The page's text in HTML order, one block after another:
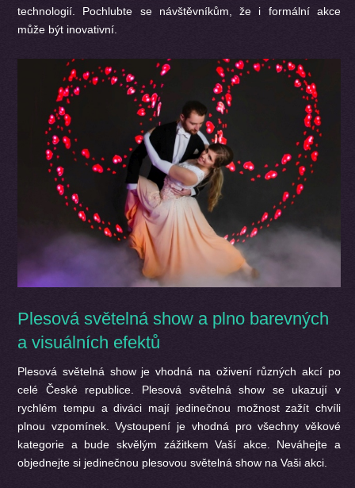
technologií. Pochlubte se návštěvníkům, že i formální akce
může být inovativní.
Plesová světelná show a plno barevných
a visuálních efektů
Plesová světelná show je vhodná na oživení různých akcí po
celé České republice. Plesová světelná show se ukazují v
rychlém tempu a diváci mají jedinečnou možnost zažít chvíli
plnou vzpomínek. Vystoupení je vhodná pro všechny věkové
kategorie a bude skvělým zážitkem Vaší akce. Neváhejte a
objednejte si jedinečnou plesovou světelná show na Vaši akci.